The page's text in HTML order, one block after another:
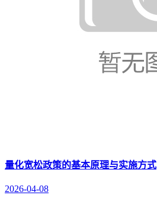
量化宽松政策的基本原理与实施方式
2026-04-08